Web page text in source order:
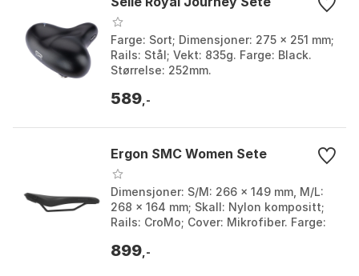
Farge: Sort; Dimensjoner: 275 x 251 mm;
Rails: Stål; Vekt: 835g. Farge: Black.
Størrelse: 252mm.
589 ,-
Ergon SMC Women Sete
Dimensjoner: S/M: 266 x 149 mm, M/L:
268 x 164 mm; Skall: Nylon kompositt;
Rails: CroMo; Cover: Mikrofiber. Farge:
899 ,-